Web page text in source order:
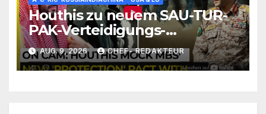
Houthis zu neuem SAU-TUR-
PAK-Verteidigungs-
Abkommen: Tretet nicht
gegen Yemen an (sonst wirds
hart)
AUG. 9, 2026 CHEF- REDAKTEUR